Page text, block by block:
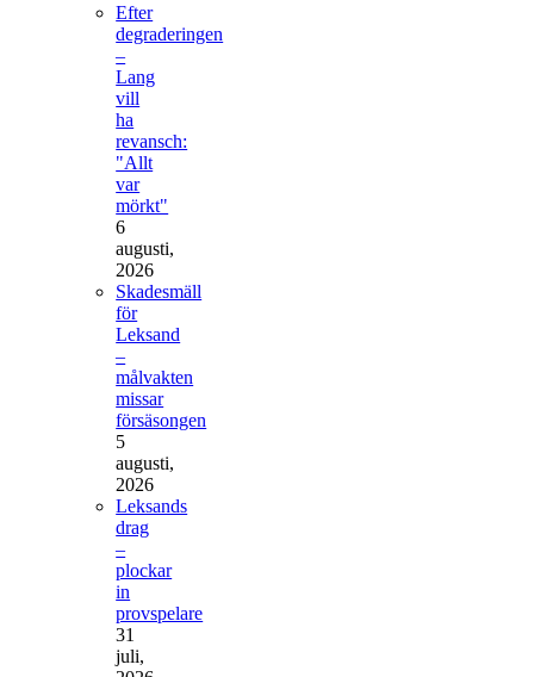
Efter
degraderingen
–
Lang
vill
ha
revansch:
"Allt
var
mörkt"
6
augusti,
2026
Skadesmäll
för
Leksand
–
målvakten
missar
försäsongen
5
augusti,
2026
Leksands
drag
–
plockar
in
provspelare
31
juli,